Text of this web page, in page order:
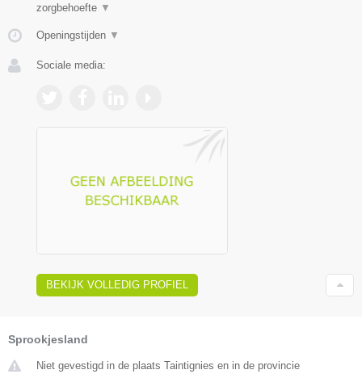
zorgbehoefte ▼
Openingstijden ▼
Sociale media:
BEKIJK VOLLEDIG PROFIEL
Sprookjesland
Niet gevestigd in de plaats Taintignies en in de provincie